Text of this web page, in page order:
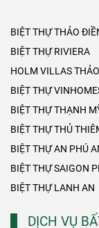
BIỆT THỰ THẢO
BIỆT THỰ RIVIERA
HOLM VILLAS
BIỆT THỰ
BIỆT THỰ THẠNH
BIỆT THỰ THỦ
BIỆT THỰ AN PHÚ
BIỆT THỰ SAIGON
BIỆT THỰ LANH AN
DỊCH VỤ